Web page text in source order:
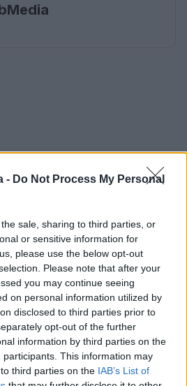
- Do Not Process My Personal
sale, sharing to third parties, or
or sensitive information for
please use the below opt-out
Please note that after your
you may continue seeing
on personal information utilized by
disclosed to third parties prior to
opt-out of the further
information by third parties on the
participants. This information may
third parties on the IAB’s List of